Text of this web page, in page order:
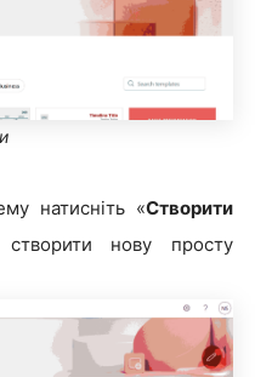
натисніть «Створити
нову просту